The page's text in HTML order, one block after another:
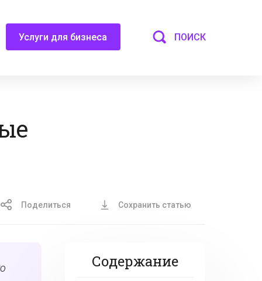
Услуги для бизнеса ПОИСК
Поделиться Сохранить статью
Содержание